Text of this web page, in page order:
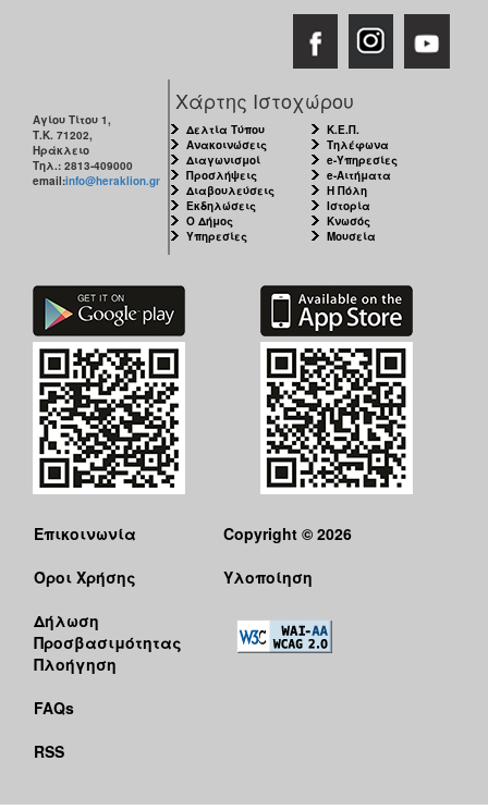
Αγίου Τίτου 1,
Τ.Κ. 71202,
Ηράκλειο
Τηλ.: 2813-409000
email:info@heraklion.gr
Χάρτης Ιστοχώρου
Δελτία Τύπου
Ανακοινώσεις
Διαγωνισμοί
Προσλήψεις
Διαβουλεύσεις
Εκδηλώσεις
Ο Δήμος
Υπηρεσίες
Κ.Ε.Π.
Τηλέφωνα
e-Υπηρεσίες
e-Αιτήματα
Η Πόλη
Ιστορία
Κνωσός
Μουσεία
Επικοινωνία
Όροι Χρήσης
Δήλωση
Προσβασιμότητας
Πλοήγηση
FAQs
RSS
Copyright © 2026
Υλοποίηση